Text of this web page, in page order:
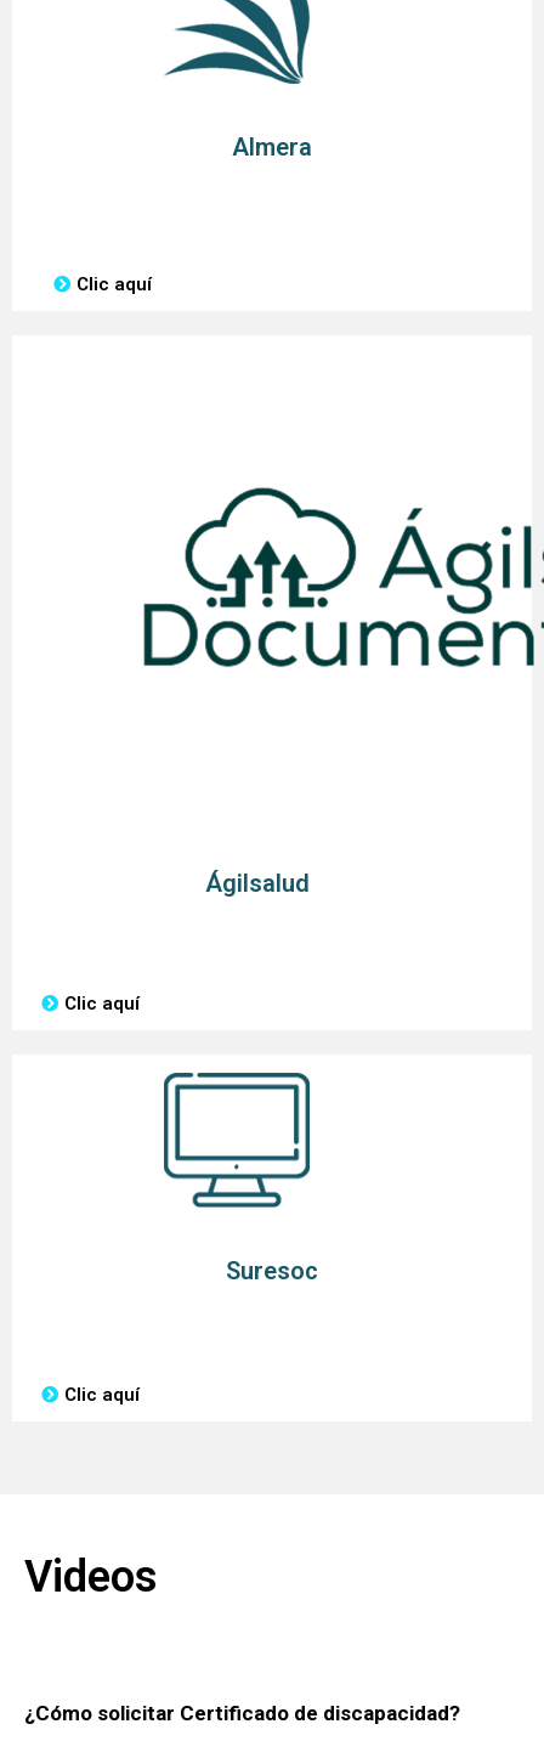
Almera
Clic aquí
Ágilsalud
Clic aquí
Suresoc
Clic aquí
Videos
¿Cómo solicitar Certificado de discapacidad?